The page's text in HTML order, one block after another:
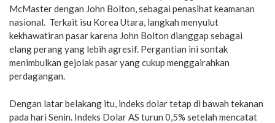
McMaster dengan John Bolton, sebagai penasihat keamanan
nasional. Terkait isu Korea Utara, langkah menyulut
kekhawatiran pasar karena John Bolton dianggap sebagai
elang perang yang lebih agresif. Pergantian ini sontak
menimbulkan gejolak pasar yang cukup menggairahkan
perdagangan.
Dengan latar belakang itu, indeks dolar tetap di bawah tekanan
pada hari Senin. Indeks Dolar AS turun 0,5% setelah mencatat